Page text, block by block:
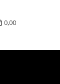
0,00